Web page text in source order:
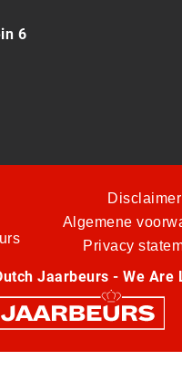
6
Disclaimer
Algemene
Privacy
Jaarbeurs - We Are